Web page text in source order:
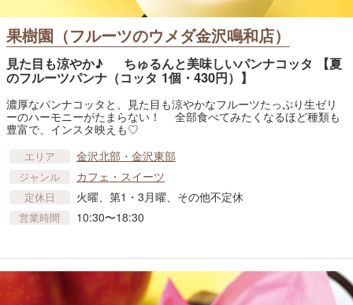
果樹園（フルーツのウメダ金沢鳴和店）
見た目も涼やか♪ ちゅるんと美味しいパンナコッタ 【夏
のフルーツパンナ（コッタ 1個・430円）】
濃厚なパンナコッタと、見た目も涼やかなフルーツたっぷり生ゼリ
ーのハーモニーがたまらない！ 全部食べてみたくなるほど種類も
豊富で、インスタ映えも♡
エリア 金沢北部・金沢東部
ジャンル カフェ・スイーツ
定休日 火曜、第1・3月曜、その他不定休
営業時間 10:30〜18:30